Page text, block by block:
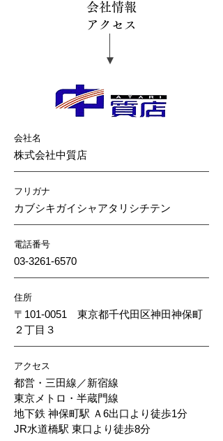
会社情報
アクセス
会社名
株式会社中質店
フリガナ
カブシキガイシャアタリシチテン
電話番号
03-3261-6570
住所
〒101-0051 東京都千代田区神田神保町
２丁目３
アクセス
都営・三田線／新宿線
東京メトロ・半蔵門線
地下鉄 神保町駅 Ａ6出口より徒歩1分
JR水道橋駅 東口より徒歩8分